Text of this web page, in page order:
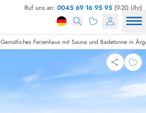
Ruf uns an: 0045 69 16 95 95 (9-20 Uhr)
Gemütliches Ferienhaus mit Sauna und Badetonne in